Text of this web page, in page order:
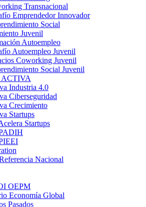
Transnacional
Emprendedor Innovador
Social
Juvenil
Autoempleo
Autoempleo Juvenil
Coworking Juvenil
Social Juvenil
ACTIVA
Industria 4.0
Ciberseguridad
Crecimiento
Startups
Startups
Nacional
OEPM
Economía Global
Pasados